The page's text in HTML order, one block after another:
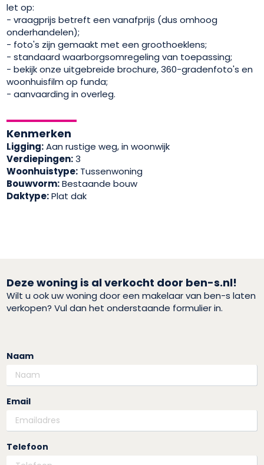
let op:
- vraagprijs betreft een vanafprijs (dus omhoog
onderhandelen);
- foto's zijn gemaakt met een groothoeklens;
- standaard waarborgsomregeling van toepassing;
- bekijk onze uitgebreide brochure, 360-gradenfoto's en
woonhuisfilm op funda;
- aanvaarding in overleg.
Kenmerken
Ligging:Aan rustige weg, in woonwijk
Verdiepingen:3
Woonhuistype: Tussenwoning
Bouwvorm:Bestaande bouw
Daktype:Plat dak
Deze woning is al verkocht door ben-s.nl!
Wilt u ook uw woning door een makelaar van ben-s laten
verkopen? Vul dan het onderstaande formulier in.
Naam
Email
Telefoon